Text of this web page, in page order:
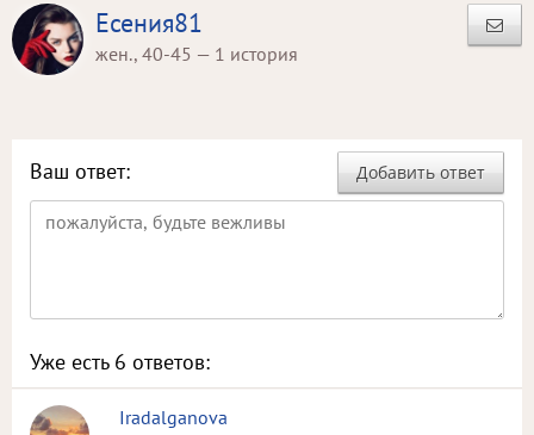
Есения81
жен., 40-45 — 1 история
Добавить ответ
Ваш ответ:
Уже есть 6 ответов:
Iradalganova